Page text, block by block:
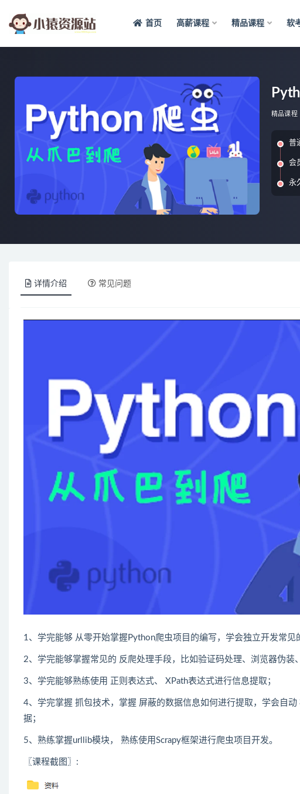
首页 高薪课程 精品课程 软
精品课程
普
会
永
详情介绍 常见问题
1、学完能够 从零开始掌握 Python爬虫项目的编写，学会独立开发常见
2、学完能够掌握常见的 反爬处理手段，比如验证码处理、浏览器伪装
3、学完能够熟练使用 正则表达式、 XPath表达式进行信息提取；
4、学完掌握 抓包技术，掌握 屏蔽的数据信息如何进行提取，学会自
据；
5、熟练掌握urllib模块， 熟练使用Scrapy框架进行爬虫项目开发。
〖课程截图〗: